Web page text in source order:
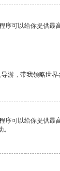
序可以给你提供最
游，带我领略世界
序可以给你提供最